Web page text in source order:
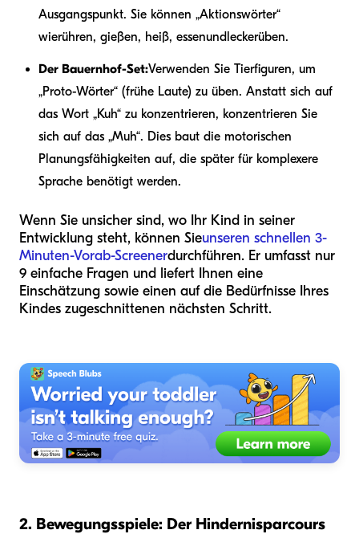
Ausgangspunkt. Sie können „Aktionswörter“
wierühren, gießen, heiß, essenund leckerüben.
Der Bauernhof-Set:Verwenden Sie Tierfiguren, um
„Proto-Wörter“ (frühe Laute) zu üben. Anstatt sich auf
das Wort „Kuh“ zu konzentrieren, konzentrieren Sie
sich auf das „Muh“. Dies baut die motorischen
Planungsfähigkeiten auf, die später für komplexere
Sprache benötigt werden.
Wenn Sie unsicher sind, wo Ihr Kind in seiner
Entwicklung steht, können Sieunseren schnellen 3-
Minuten-Vorab-Screenerdurchführen. Er umfasst nur
9 einfache Fragen und liefert Ihnen eine
Einschätzung sowie einen auf die Bedürfnisse Ihres
Kindes zugeschnittenen nächsten Schritt.
2. Bewegungsspiele: Der Hindernisparcours